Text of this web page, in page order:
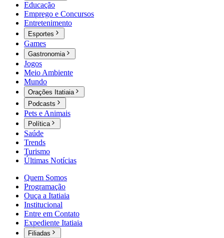
Educação
Emprego e Concursos
Entretenimento
Esportes
Games
Gastronomia
Jogos
Meio Ambiente
Mundo
Orações Itatiaia
Podcasts
Pets e Animais
Política
Saúde
Trends
Turismo
Últimas Notícias
Quem Somos
Programação
Ouça a Itatiaia
Institucional
Entre em Contato
Expediente Itatiaia
Filiadas